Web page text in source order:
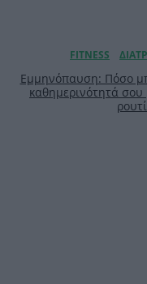
Εμμηνόπαυση: Πόσο
καθημερινότητά